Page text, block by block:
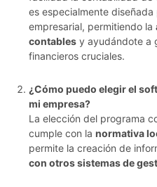
es especialmente
empresarial, permitiendo la
contables y ayudándote a
financieros cruciales.
¿Cómo puedo elegir el
mi empresa?
La elección del programa
cumple con la normativa
permite la creación de
con otros sistemas de